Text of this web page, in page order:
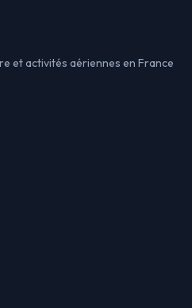
et activités aériennes en France